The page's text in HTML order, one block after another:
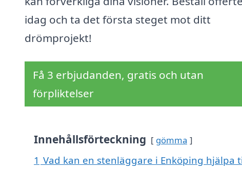
idag och ta det första steget mot ditt
drömprojekt!
Få 3 erbjudanden, gratis och utan
förpliktelser
Innehållsförteckning gömma
1 Vad kan en stenläggare i Enköping hjälpa